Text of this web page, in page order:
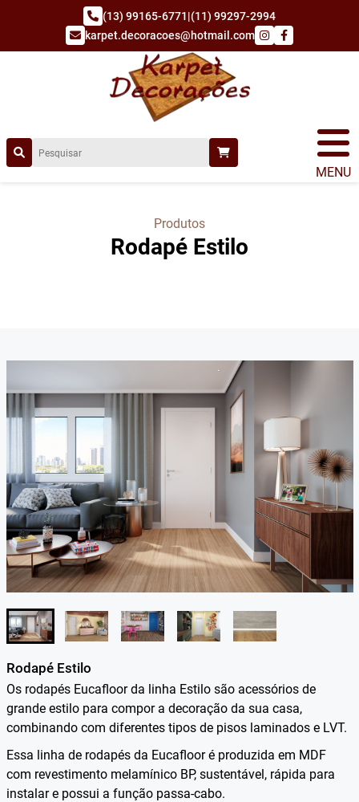
(13) 99165-6771|(11) 99297-2994
karpet.decoracoes@hotmail.com
MENU
Produtos
Rodapé Estilo
Rodapé Estilo
Os rodapés Eucafloor da linha Estilo são acessórios de
grande estilo para compor a decoração da sua casa,
combinando com diferentes tipos de pisos laminados e LVT.
Essa linha de rodapés da Eucafloor é produzida em MDF
com revestimento melamínico BP, sustentável, rápida para
instalar e possui a função passa-cabo.